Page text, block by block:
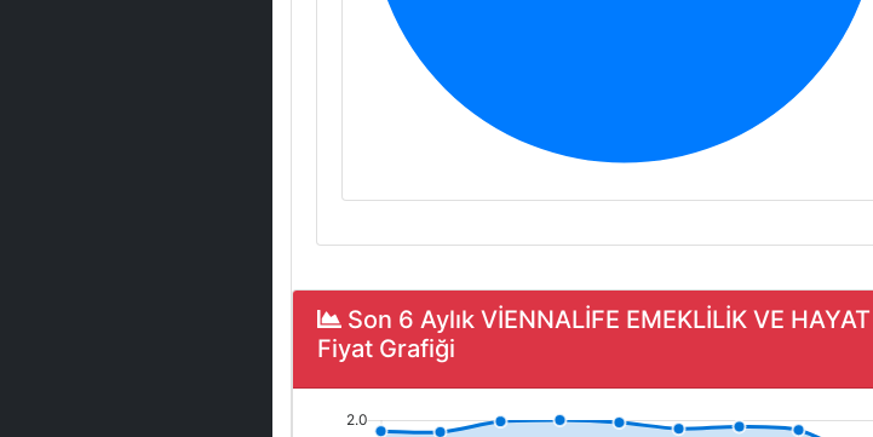
Son 6 Aylık VİENNALİFE EMEKLİLİK VE
Fiyat Grafiği